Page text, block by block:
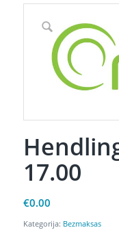
17.00
€0.00
Kategorija: Bezmaksas